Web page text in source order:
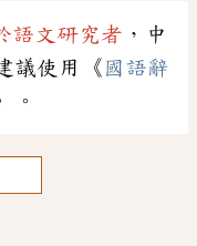
語文研究者 ，中
議使用《 國語辭
。